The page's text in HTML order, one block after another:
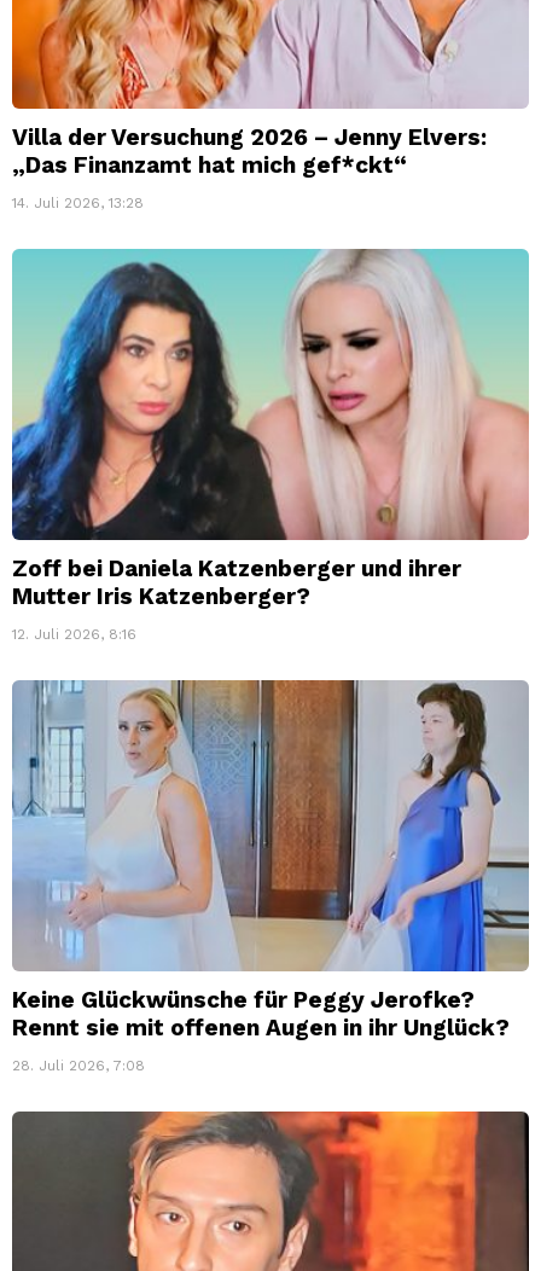
Villa der Versuchung 2026 – Jenny Elvers:
„Das Finanzamt hat mich gef*ckt“
14. Juli 2026, 13:28
Zoff bei Daniela Katzenberger und ihrer
Mutter Iris Katzenberger?
12. Juli 2026, 8:16
Keine Glückwünsche für Peggy Jerofke?
Rennt sie mit offenen Augen in ihr Unglück?
28. Juli 2026, 7:08